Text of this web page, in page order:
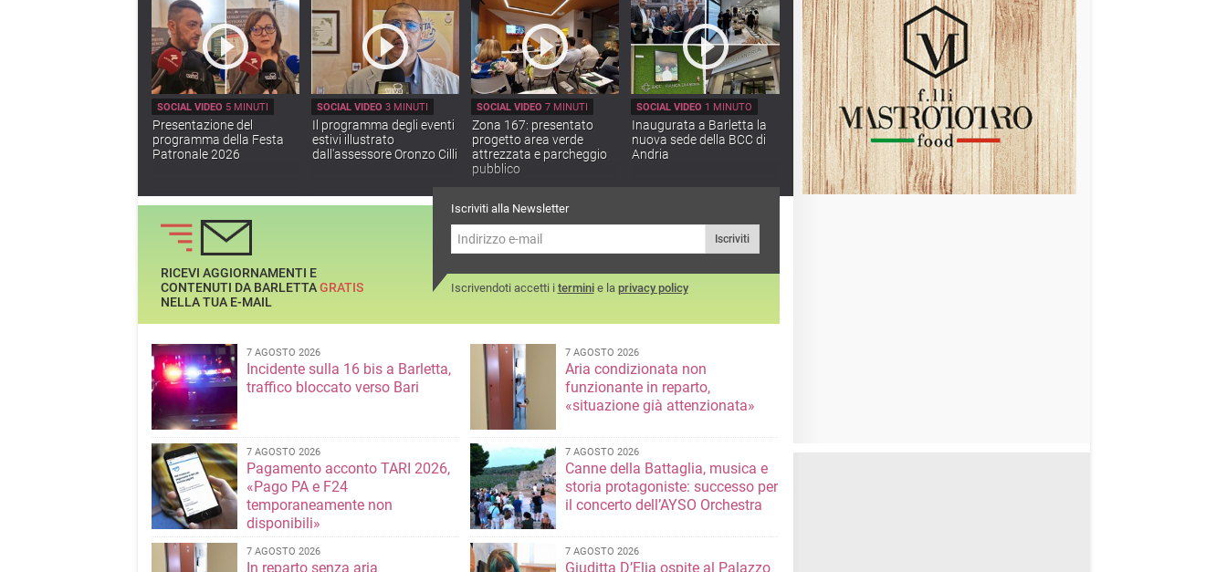
SOCIAL VIDEO 5 MINUTI
Presentazione del
programma della Festa
Patronale 2026
SOCIAL VIDEO 3 MINUTI
Il programma degli eventi
estivi illustrato
dall'assessore Oronzo Cilli
SOCIAL VIDEO 7 MINUTI
Zona 167: presentato
progetto area verde
attrezzata e parcheggio
pubblico
SOCIAL VIDEO 1 MINUTO
Inaugurata a Barletta la
nuova sede della BCC di
Andria
Iscriviti alla Newsletter
Iscriviti
Iscrivendoti accetti i terminie la privacy policy
RICEVI AGGIORNAMENTI E
CONTENUTI DA BARLETTAGRATIS
NELLA TUA E-MAIL
7 AGOSTO 2026
Incidente sulla 16 bis a Barletta,
traffico bloccato verso Bari
7 AGOSTO 2026
Aria condizionata non
funzionante in reparto,
«situazione già attenzionata»
7 AGOSTO 2026
Pagamento acconto TARI 2026,
«Pago PA e F24
temporaneamente non
disponibili»
7 AGOSTO 2026
Canne della Battaglia, musica e
storia protagoniste: successo per
il concerto dell’AYSO Orchestra
7 AGOSTO 2026
In reparto senza aria
7 AGOSTO 2026
Giuditta D’Elia ospite al Palazzo